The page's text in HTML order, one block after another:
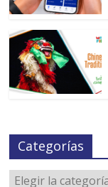
Categorías